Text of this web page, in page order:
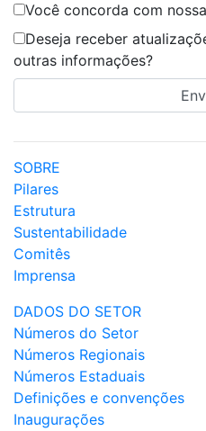
Você concorda com nossa
Deseja receber
outras informações?
SOBRE
Pilares
Estrutura
Sustentabilidade
Comitês
Imprensa
DADOS DO SETOR
Números do Setor
Números Regionais
Números Estaduais
Definições e convenções
Inaugurações